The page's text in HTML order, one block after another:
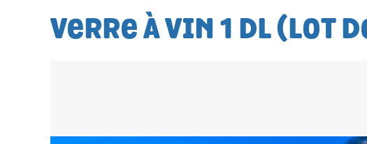
VERRE À VIN 1 DL (LOT